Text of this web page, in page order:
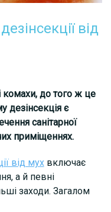
від
до того ж це
дезінсекція є
санітарної
приміщеннях.
від мухвключає
а й певні
заходи. Загалом